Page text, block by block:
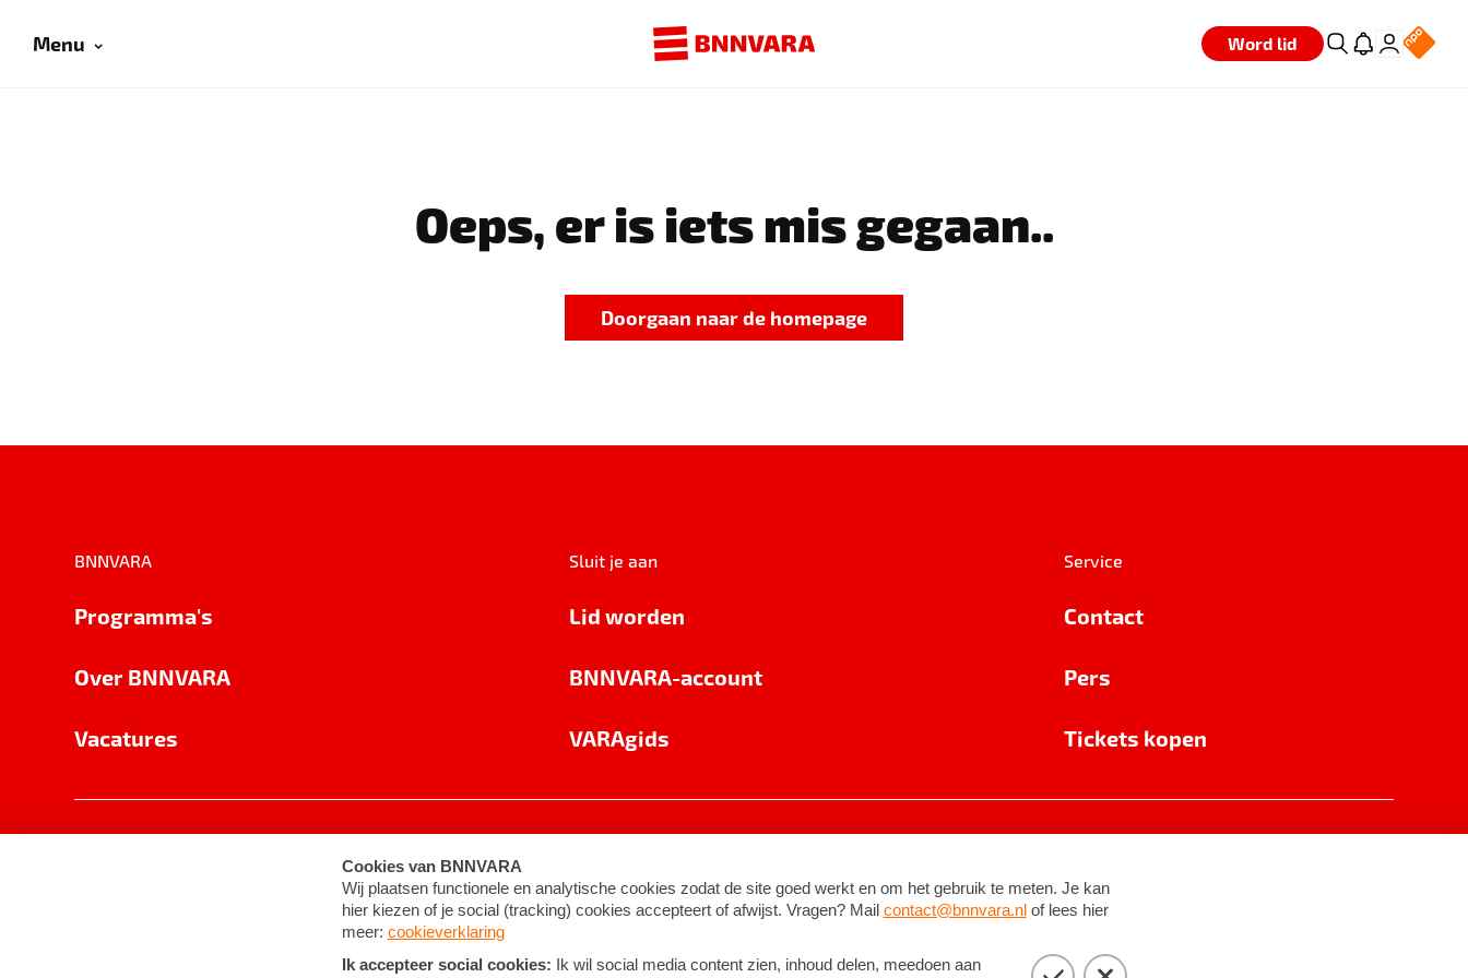
Menu Word lid
Oeps, er is iets mis gegaan..
Doorgaan naar de homepage
BNNVARA
Programma's
Over BNNVARA
Vacatures
Sluit je aan
Lid worden
BNNVARA-account
VARAgids
Service
Contact
Pers
Tickets kopen
Cookie-instellingen Algemene voorwaarden ©2026BNNVARA